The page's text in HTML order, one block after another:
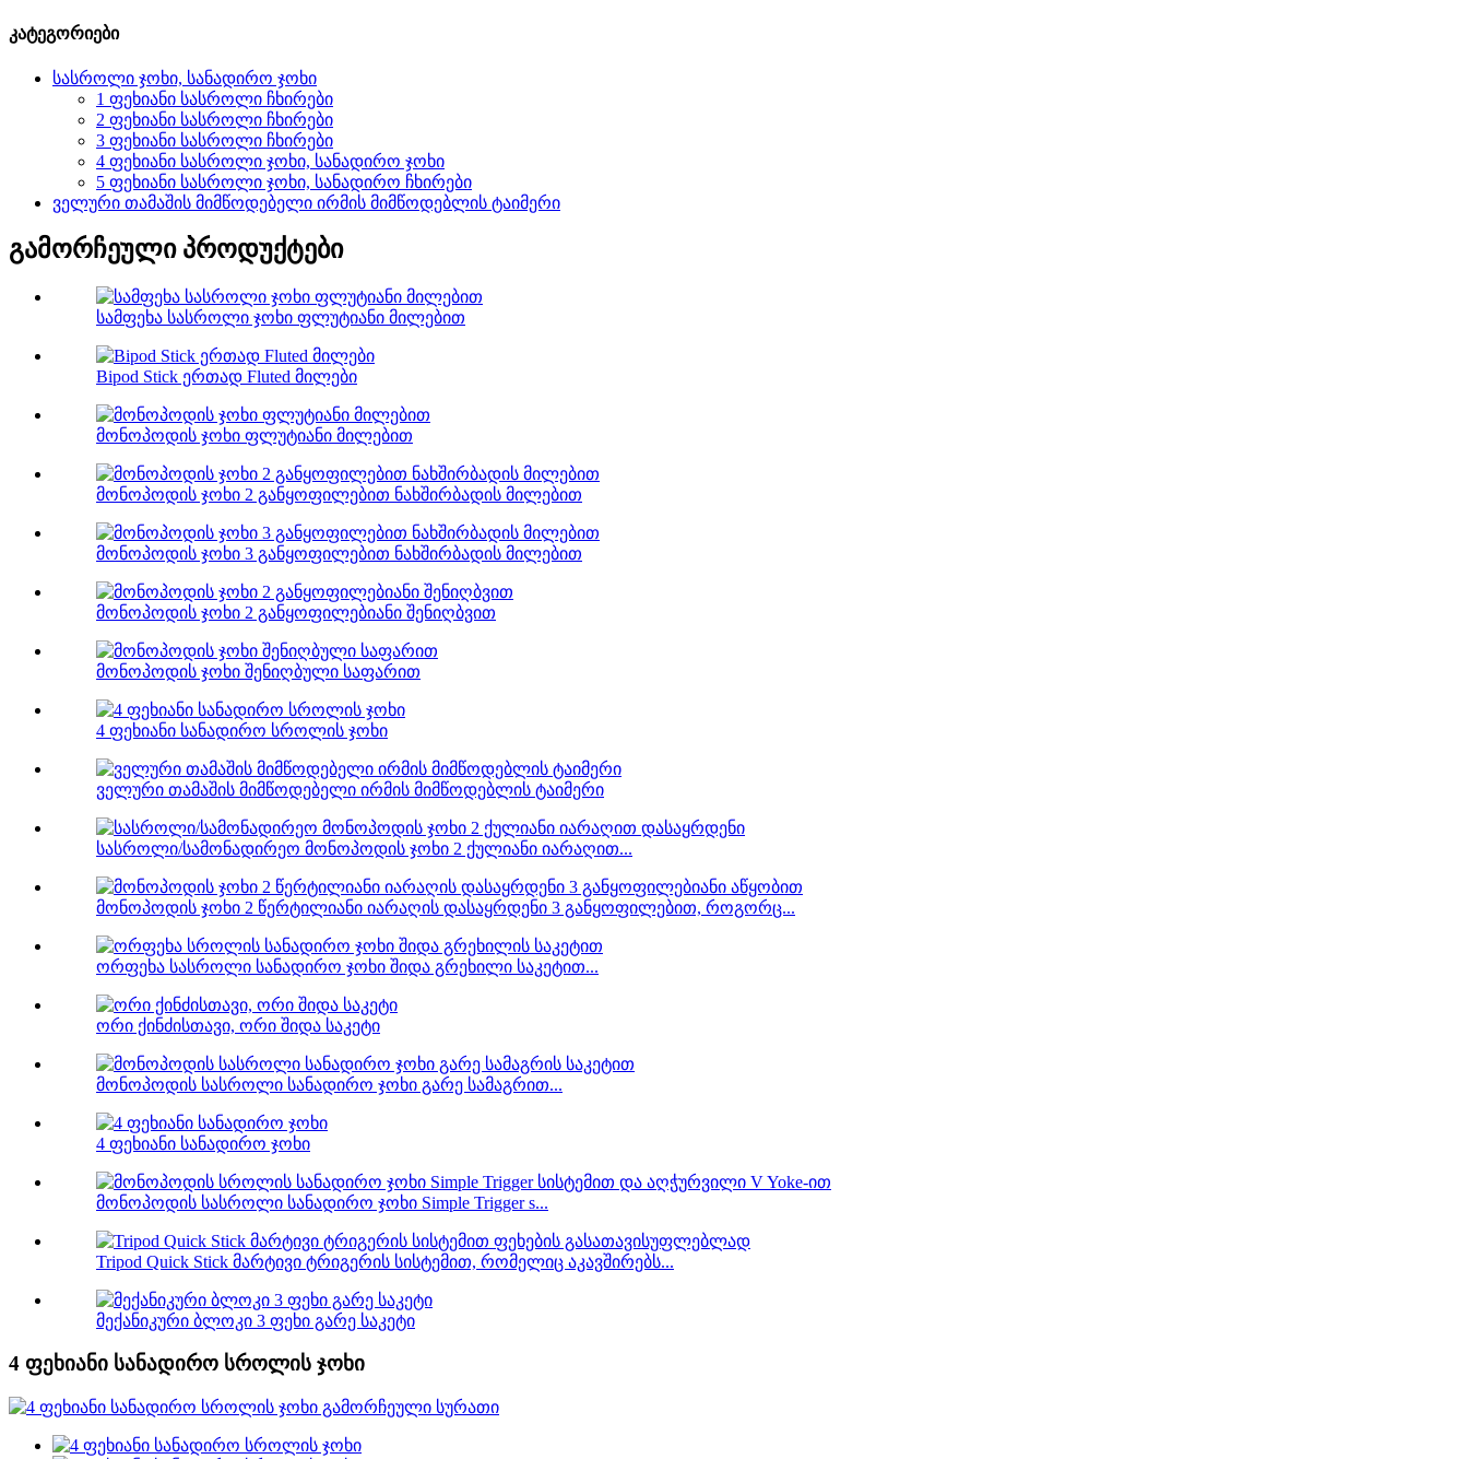
კატეგორიები
სასროლი ჯოხი, სანადირო ჯოხი
1 ფეხიანი სასროლი ჩხირები
2 ფეხიანი სასროლი ჩხირები
3 ფეხიანი სასროლი ჩხირები
4 ფეხიანი სასროლი ჯოხი, სანადირო ჯოხი
5 ფეხიანი სასროლი ჯოხი, სანადირო ჩხირები
ველური თამაშის მიმწოდებელი ირმის მიმწოდებლის ტაიმერი
გამორჩეული პროდუქტები
სამფეხა სასროლი ჯოხი ფლუტიანი მილებით
Bipod Stick ერთად Fluted მილები
მონოპოდის ჯოხი ფლუტიანი მილებით
მონოპოდის ჯოხი 2 განყოფილებით ნახშირბადის მილებით
მონოპოდის ჯოხი 3 განყოფილებით ნახშირბადის მილებით
მონოპოდის ჯოხი 2 განყოფილებიანი შენიღბვით
მონოპოდის ჯოხი შენიღბული საფარით
4 ფეხიანი სანადირო სროლის ჯოხი
ველური თამაშის მიმწოდებელი ირმის მიმწოდებლის ტაიმერი
სასროლი/სამონადირეო მონოპოდის ჯოხი 2 ქულიანი იარაღით...
მონოპოდის ჯოხი 2 წერტილიანი იარაღის დასაყრდენი 3 განყოფილებით, როგორც...
ორფეხა სასროლი სანადირო ჯოხი შიდა გრეხილი საკეტით...
ორი ქინძისთავი, ორი შიდა საკეტი
მონოპოდის სასროლი სანადირო ჯოხი გარე სამაგრით...
4 ფეხიანი სანადირო ჯოხი
მონოპოდის სასროლი სანადირო ჯოხი Simple Trigger s...
Tripod Quick Stick მარტივი ტრიგერის სისტემით, რომელიც აკავშირებს...
მექანიკური ბლოკი 3 ფეხი გარე საკეტი
4 ფეხიანი სანადირო სროლის ჯოხი